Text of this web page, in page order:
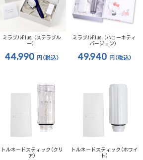
ミラブルPlus（ステラブル
ー）
44,990 円 (税込)
ミラブルPlus（ハローキティ
バージョン）
49,940円 (税込)
トルネードスティック(クリ
ア)
トルネードスティック(ホワイ
ト)